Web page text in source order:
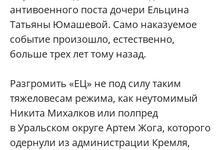
антивоенного поста дочери Ельцина
Татьяны Юмашевой. Само наказуемое
событие произошло, естественно,
больше трех лет тому назад.
Разгромить «ЕЦ» не под силу таким
тяжеловесам режима, как неутомимый
Никита Михалков или полпред
в Уральском округе Артем Жога, которого
одернули из администрации Кремля,